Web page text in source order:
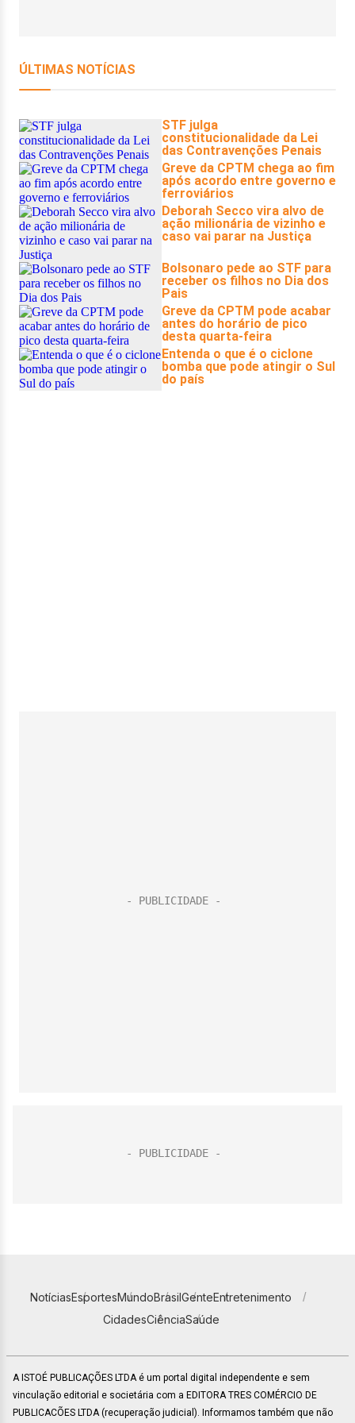
NotíciasEsportesMundoBrasilGenteEntretenimento
CidadesCiênciaSaúde
A ISTOÉ PUBLICAÇÕES LTDA é um portal digital independente e sem
vinculação editorial e societária com a EDITORA TRES COMÉRCIO DE
PUBLICACÕES LTDA (recuperação judicial). Informamos também que não